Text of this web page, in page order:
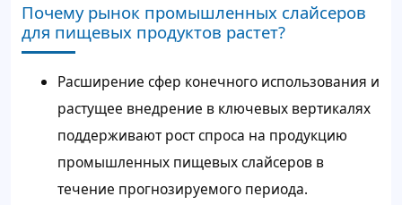
Почему рынок промышленных слайсеров
для пищевых продуктов растет?
Расширение сфер конечного использования и
растущее внедрение в ключевых вертикалях
поддерживают рост спроса на продукцию
промышленных пищевых слайсеров в
течение прогнозируемого периода.